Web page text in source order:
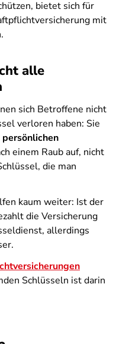
bietet sich für
mit
alle
sich Betroffene nicht
verloren haben: Sie
persönlichen
einem Raub auf, nicht
die man
kaum weiter: Ist der
die Versicherung
allerdings
Schlüsseln ist darin